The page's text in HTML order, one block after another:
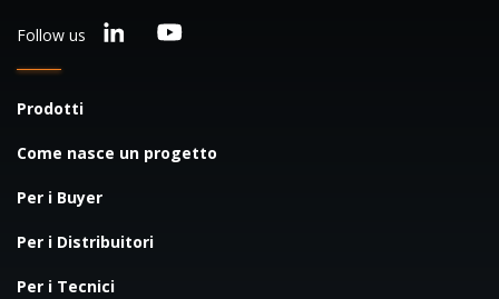
Follow us
Prodotti
Come nasce un progetto
Per i Buyer
Per i Distribuitori
Per i Tecnici